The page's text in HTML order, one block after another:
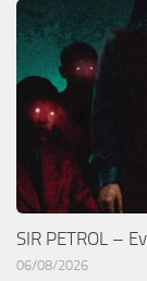
SIR PETROL –
06/08/2026